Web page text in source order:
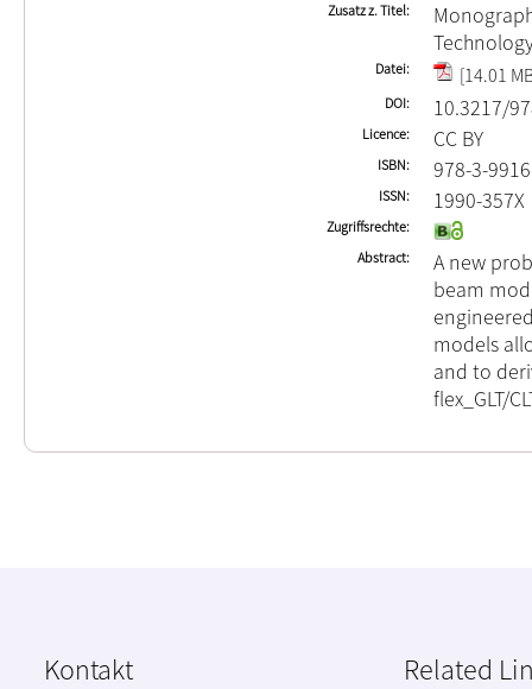
Zusatz z. Titel
Datei [14.01
DOI 10.3217/
Licence CC BY
ISBN 978-3-
ISSN 1990-357X
Zugriffsrechte
Abstract
A new
beam
models
and to
flex_GLT/
Kontakt Related